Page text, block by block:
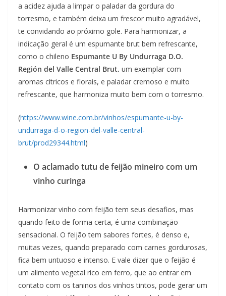
a acidez ajuda a limpar o paladar da gordura do
torresmo, e também deixa um frescor muito agradável,
te convidando ao próximo gole. Para harmonizar, a
indicação geral é um espumante brut bem refrescante,
como o chileno Espumante U By Undurraga D.O.
Región del Valle Central Brut, um exemplar com
aromas cítricos e florais, e paladar cremoso e muito
refrescante, que harmoniza muito bem com o torresmo.
(https://www.wine.com.br/vinhos/espumante-u-by-
undurraga-d-o-region-del-valle-central-
brut/prod29344.html)
O aclamado tutu de feijão mineiro com um
vinho curinga
Harmonizar vinho com feijão tem seus desafios, mas
quando feito de forma certa, é uma combinação
sensacional. O feijão tem sabores fortes, é denso e,
muitas vezes, quando preparado com carnes gordurosas,
fica bem untuoso e intenso. E vale dizer que o feijão é
um alimento vegetal rico em ferro, que ao entrar em
contato com os taninos dos vinhos tintos, pode gerar um